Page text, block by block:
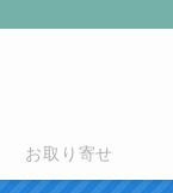
お取り寄せ